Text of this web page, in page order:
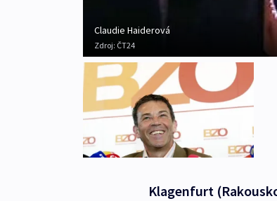
Claudie Haiderová
Zdroj: ČT24
Klagenfurt